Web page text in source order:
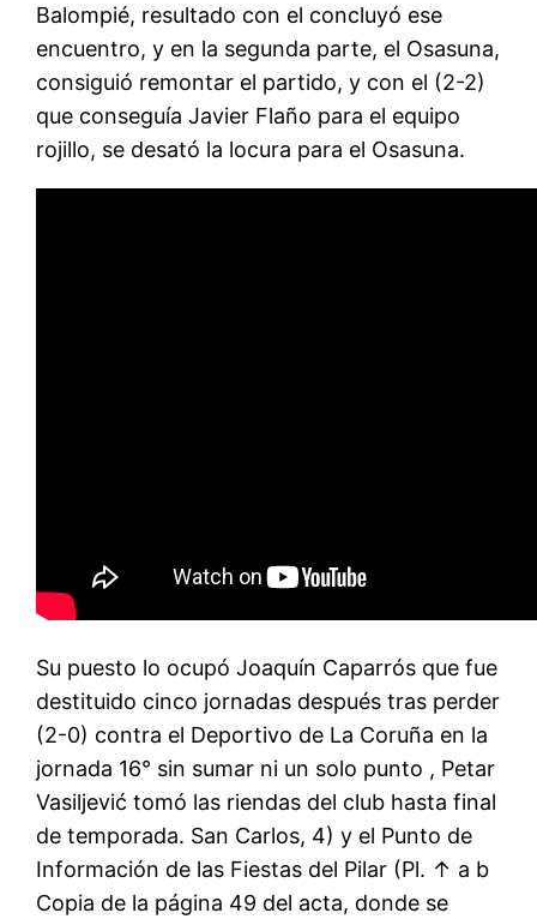
Balompié, resultado con el concluyó ese
encuentro, y en la segunda parte, el Osasuna,
consiguió remontar el partido, y con el (2-2)
que conseguía Javier Flaño para el equipo
rojillo, se desató la locura para el Osasuna.
Su puesto lo ocupó Joaquín Caparrós que fue
destituido cinco jornadas después tras perder
(2-0) contra el Deportivo de La Coruña en la
jornada 16° sin sumar ni un solo punto , Petar
Vasiljević tomó las riendas del club hasta final
de temporada. San Carlos, 4) y el Punto de
Información de las Fiestas del Pilar (Pl. ↑ a b
Copia de la página 49 del acta, donde se